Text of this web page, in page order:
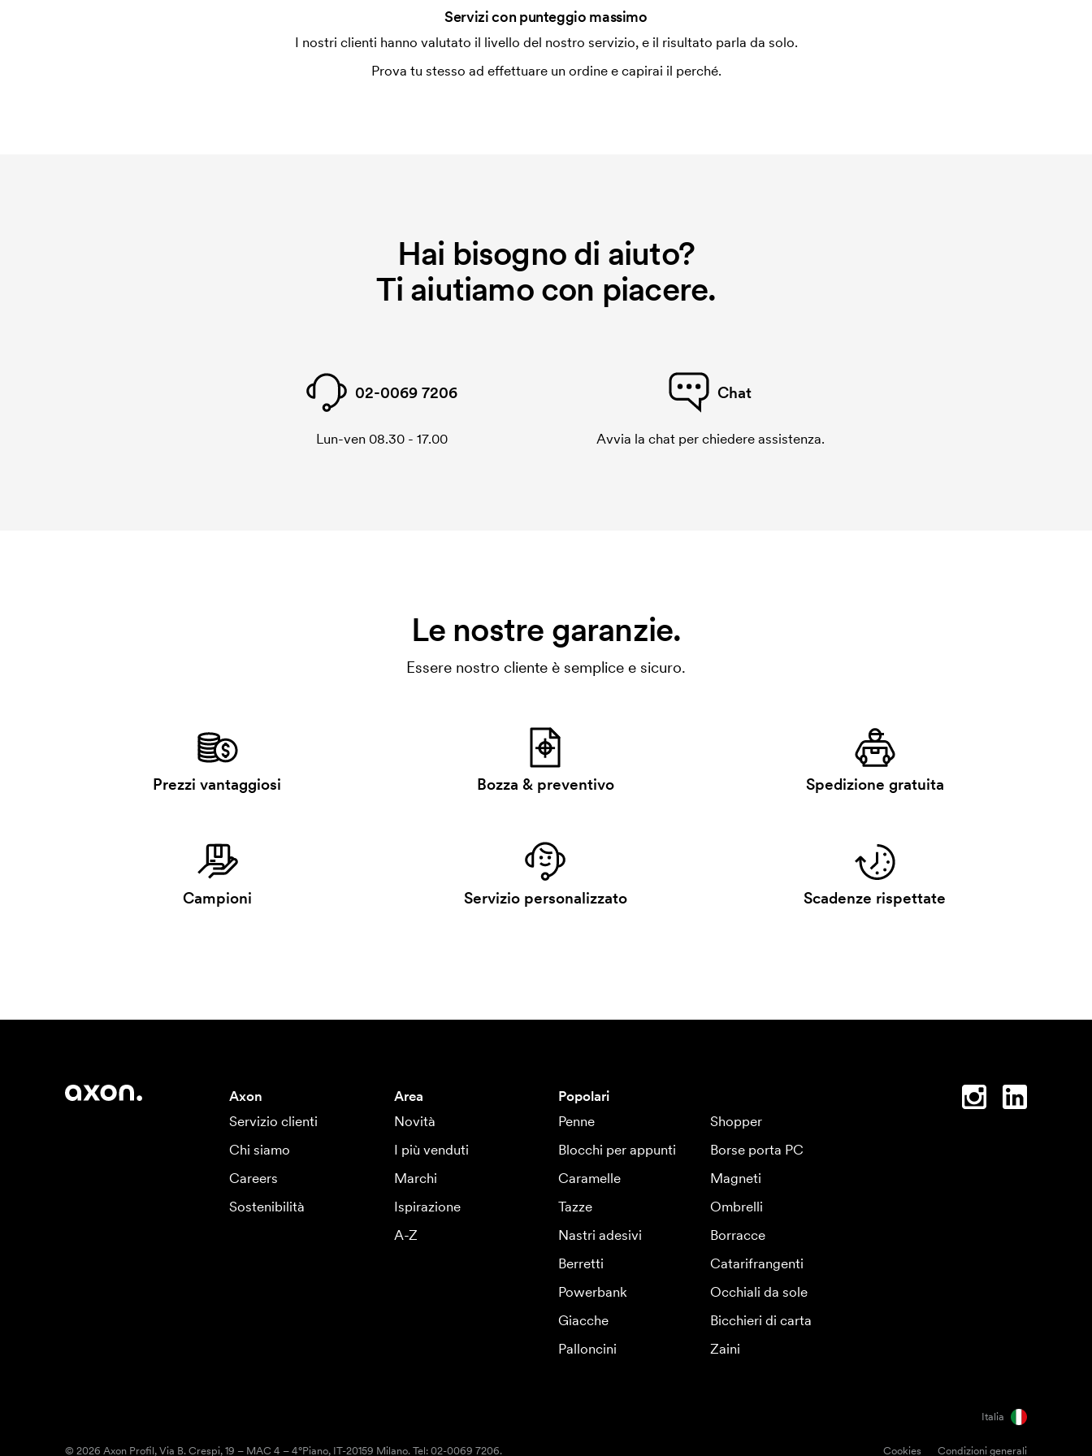
Servizi con punteggio massimo
I nostri clienti hanno valutato il livello del nostro servizio, e il risultato parla da solo.
Prova tu stesso ad effettuare un ordine e capirai il perché.
Hai bisogno di aiuto?
Ti aiutiamo con piacere.
02-0069 7206
Lun-ven 08.30 - 17.00
Chat
Avvia la chat per chiedere assistenza.
Le nostre garanzie.
Essere nostro cliente è semplice e sicuro.
Prezzi vantaggiosi Bozza & preventivo Spedizione gratuita
Campioni Servizio personalizzato Scadenze rispettate
Axon
Servizio clienti
Chi siamo
Careers
Sostenibilità
Area
Novità
I più venduti
Marchi
Ispirazione
A-Z
Popolari
Penne
Shopper
Blocchi per appunti
Borse porta PC
Caramelle
Magneti
Tazze
Ombrelli
Nastri adesivi
Borracce
Berretti
Catarifrangenti
Powerbank
Occhiali da sole
Giacche
Bicchieri di carta
Palloncini
Zaini
Italia
Cookies Condizioni generali
© 2026 Axon Profil, Via B. Crespi, 19 – MAC 4 – 4°Piano, IT-20159 Milano. Tel: 02-0069 7206.